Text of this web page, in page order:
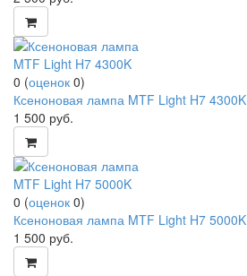
0 (оценок 0)
Ксеноновая лампа MTF Light H7 4300K
1 500 руб.
0 (оценок 0)
Ксеноновая лампа MTF Light H7 5000K
1 500 руб.